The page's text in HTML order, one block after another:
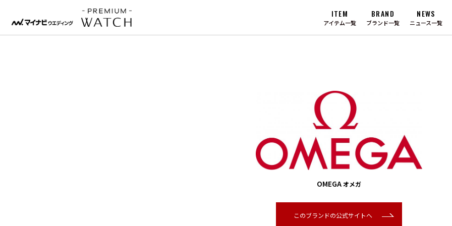
ITEM
アイテム一覧
BRAND
ブランド一覧
NEWS
ニュース一覧
OMEGAオメガ
このブランドの公式サイトへ